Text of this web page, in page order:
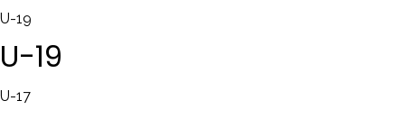
U-19
U-19
U-17